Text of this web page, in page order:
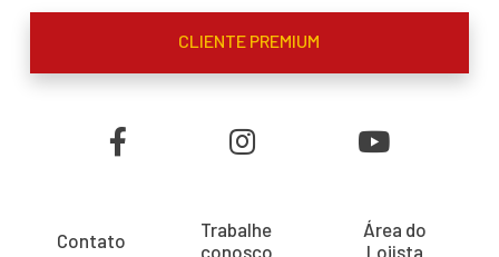
CLIENTE PREMIUM
Contato
Trabalhe
conosco
Área do
Lojista